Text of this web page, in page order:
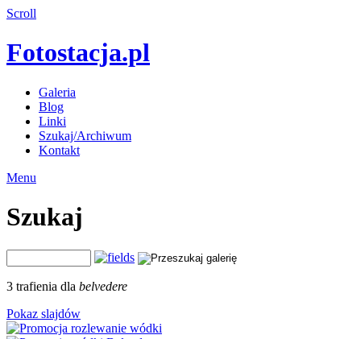
Scroll
Fotostacja.pl
Galeria
Blog
Linki
Szukaj/Archiwum
Kontakt
Menu
Szukaj
3 trafienia dla belvedere
Pokaz slajdów